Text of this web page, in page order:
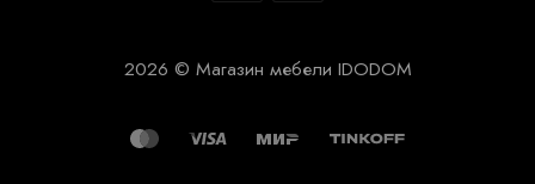
2026 © Магазин мебели IDODOM